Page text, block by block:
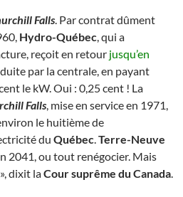
Falls. Par contrat dûment
Hydro-Québec, qui a
reçoit en retour jusqu’en
par la centrale, en payant
le kW. Oui : 0,25 cent ! La
Falls, mise en service en 1971,
le huitième de
du Québec.Terre-Neuve
2041, ou tout renégocier. Mais
», dixit laCour suprême du Canada.